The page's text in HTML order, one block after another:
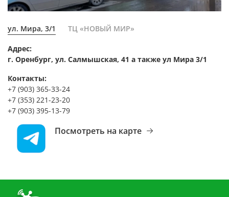
ул. Мира, 3/1 ТЦ «НОВЫЙ МИР»
Адрес:
г. Оренбург, ул. Салмышская, 41 а также ул Мира 3/1
Контакты:
+7 (903) 365-33-24
+7 (353) 221-23-20
+7 (903) 395-13-79
Посмотреть на карте